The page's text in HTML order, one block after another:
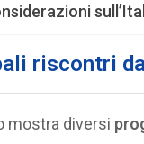
riscontri
mostra diversi